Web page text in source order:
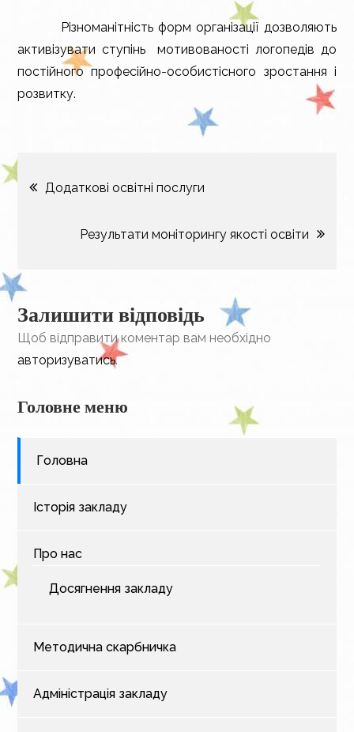
Різноманітність форм організації дозволяють
активізувати ступінь мотивованості логопедів до
постійного професійно-особистісного зростання і
розвитку.
Навігація
записів
Додаткові освітні послуги
Результати моніторингу якості освіти
Залишити відповідь
Щоб відправити коментар вам необхідно
авторизуватись.
Головне меню
Головна
Історія закладу
Про нас
Досягнення закладу
Методична скарбничка
Адміністрація закладу